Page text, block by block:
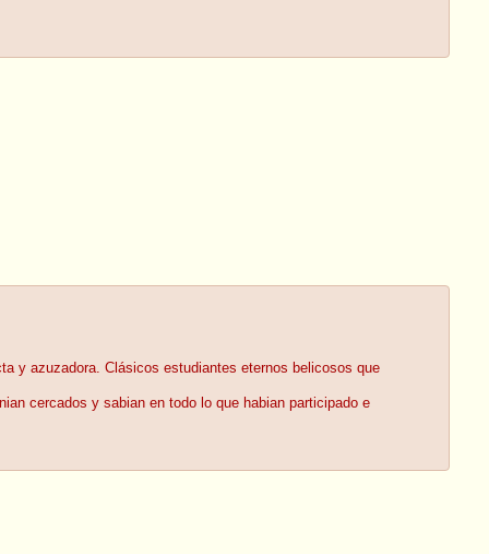
y azuzadora. Clásicos estudiantes eternos belicosos que
cercados y sabian en todo lo que habian participado e